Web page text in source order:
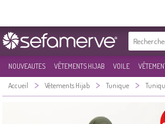
NOUVEAUTES VÊTEMENTS HIJAB VOILE
Accueil > Vêtements Hijab > Tunique >